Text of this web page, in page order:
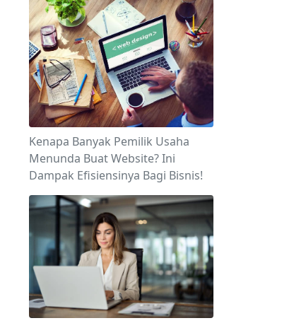
Kenapa Banyak Pemilik Usaha
Menunda Buat Website? Ini
Dampak Efisiensinya Bagi Bisnis!